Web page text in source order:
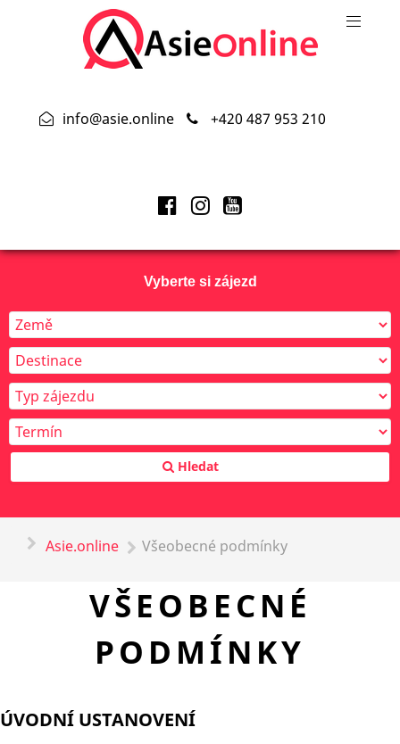
info@asie.online +420 487 953 210
Vyberte si zájezd
Hledat
Asie.online Všeobecné podmínky
VŠEOBECNÉ
PODMÍNKY
ÚVODNÍ USTANOVENÍ